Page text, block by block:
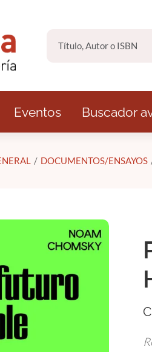
Eventos Buscador
DOCUMENTOS/ENSAYOS